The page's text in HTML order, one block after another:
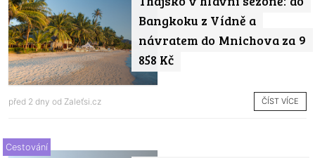
Bangkoku z Vídně a
návratem do Mnichova za 9
858 Kč
před 2 dny od Zaleťsi.cz ČÍST VÍCE
Cestování